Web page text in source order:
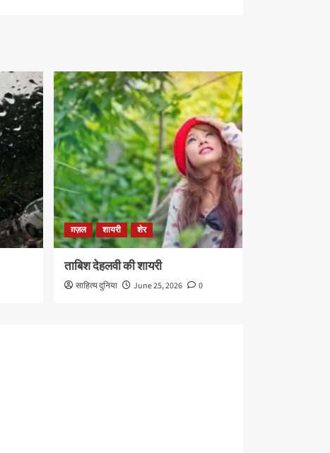
ग़ज़ल शायरी शेर
ताबिश देहलवी की शायरी
साहित्य दुनिया June 25, 2026 0